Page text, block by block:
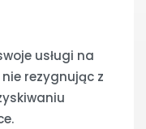
usługi na
rezygnując z